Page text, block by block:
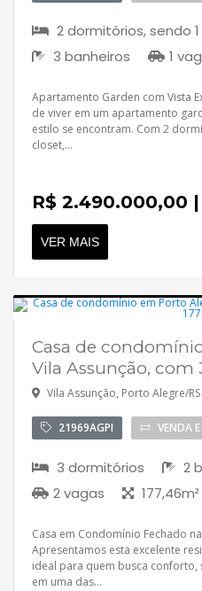
2 dormitórios, sendo
3 banheiros
1
Apartamento Garden com Vista
de viver em um apartamento
estilo se encontram. Com 2
closet,...
R$ 2.490.000,00
VER MAIS
Casa de
Vila Assunção, com
Vila Assunção, Porto Alegre/RS
21969AGPI VENDA
3 dormitórios
2
2 vagas
177,46m²
Casa em Condomínio Fechado
Apresentamos esta excelente
ideal para quem busca conforto,
em uma das...